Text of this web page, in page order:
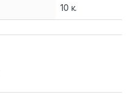
10 κ.